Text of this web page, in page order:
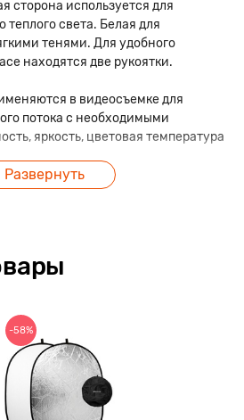
сторона используется для
теплого света. Белая для
тенями. Для удобного
находятся две рукоятки.
в видеосъемке для
потока с необходимыми
яркость, цветовая температура
Развернуть
-58%